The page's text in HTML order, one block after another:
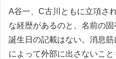
A谷一、C古川ともに立項さ
な経歴があるのと、名前の
誕生日の記載はない。消息
によって外部に出さないこと